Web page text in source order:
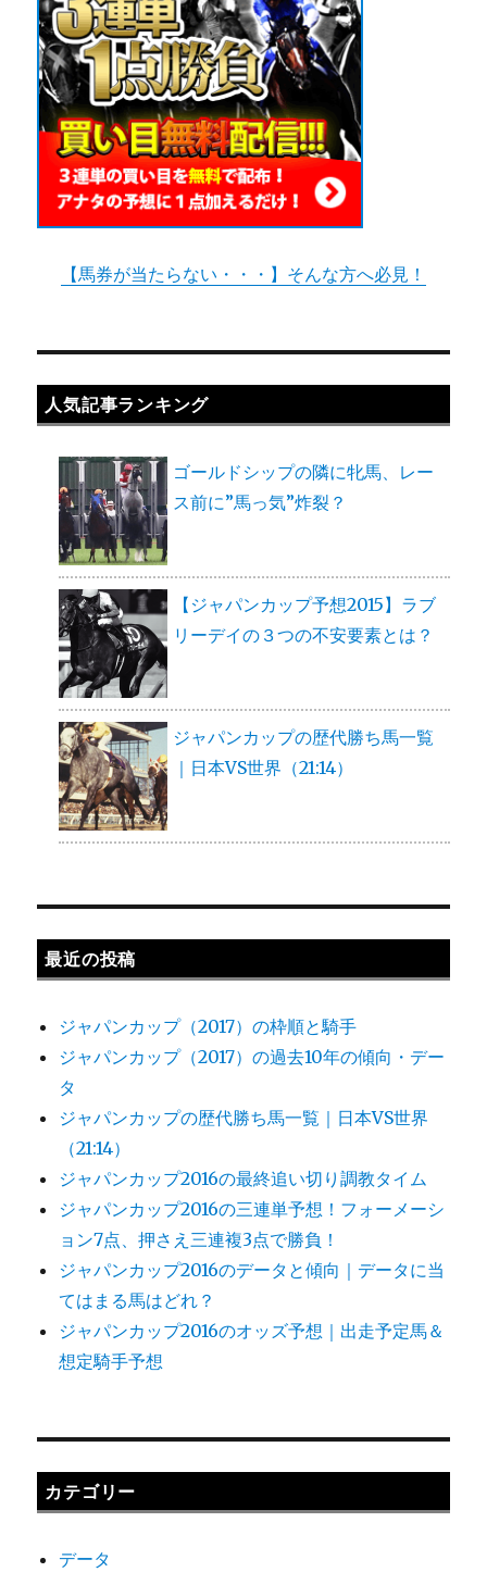
デ
タ
ー
シ
ョ
ン
【馬券が当たらない・・・】そんな方へ必見！
人気記事ランキング
ゴールドシップの隣に牝馬、レー
ス前に”馬っ気”炸裂？
【ジャパンカップ予想2015】ラブ
リーデイの３つの不安要素とは？
ジャパンカップの歴代勝ち馬一覧
｜日本VS世界（21:14）
最近の投稿
ジャパンカップ（2017）の枠順と騎手
ジャパンカップ（2017）の過去10年の傾向・デー
タ
ジャパンカップの歴代勝ち馬一覧｜日本VS世界
（21:14）
ジャパンカップ2016の最終追い切り調教タイム
ジャパンカップ2016の三連単予想！フォーメーシ
ョン7点、押さえ三連複3点で勝負！
ジャパンカップ2016のデータと傾向｜データに当
てはまる馬はどれ？
ジャパンカップ2016のオッズ予想｜出走予定馬＆
想定騎手予想
カテゴリー
データ